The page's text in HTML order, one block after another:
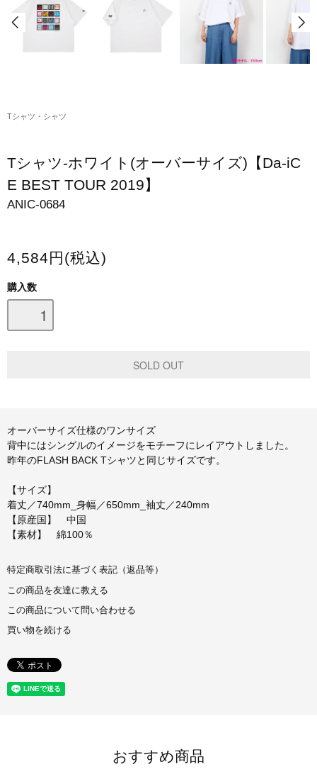
花村想太｜Natural Lag(ナチュラルラグ)グッズ
和田颯｜Wagic Hour Worksグッズ
スマホケース・モバイルバッテリー
会場限定グッズ
Tシャツ・シャツ
Tシャツ-ホワイト(オーバーサイズ)【Da-iC
E BEST TOUR 2019】
ANIC-0684
4,584円(税込)
購入数
オーバーサイズ仕様のワンサイズ
背中にはシングルのイメージをモチーフにレイアウトしました。
昨年のFLASH BACK Tシャツと同じサイズです。
【サイズ】
着丈／740mm_身幅／650mm_袖丈／240mm
【原産国】 中国
【素材】 綿100％
特定商取引法に基づく表記（返品等）
この商品を友達に教える
この商品について問い合わせる
買い物を続ける
おすすめ商品